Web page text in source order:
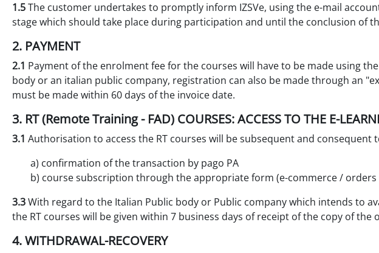
1.5The customer undertakes to promptly inform IZSVe, using the e-mail
stage which should take place during participation and until the conclusion of
2. PAYMENT
2.1 Payment of the enrolment fee for the courses will have to be made using
body or an italian public company, registration can also be made through an
must be made within 60 days of the invoice date.
3. RT (Remote Training - FAD) COURSES: ACCESS TO THE E-
3.1 Authorisation to access the RT courses will be subsequent and consequent
a) confirmation of the transaction by pago PA
b) course subscription through the appropriate form (e-commerce / orders
3.3With regard to the Italian Public body or Public company which intends to
the RT courses will be given within 7 business days of receipt of the copy of
4. WITHDRAWAL-RECOVERY